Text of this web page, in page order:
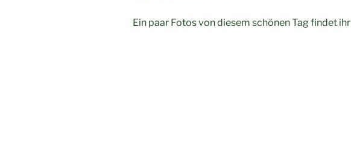
Ein paar Fotos von diesem schönen Tag findet ihr